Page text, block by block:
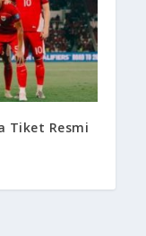
Tiket Resmi